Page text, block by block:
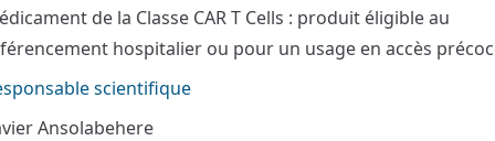
de la Classe CAR T Cells : produit éligible au
hospitalier ou pour un usage en accès
scientifique
Ansolabehere